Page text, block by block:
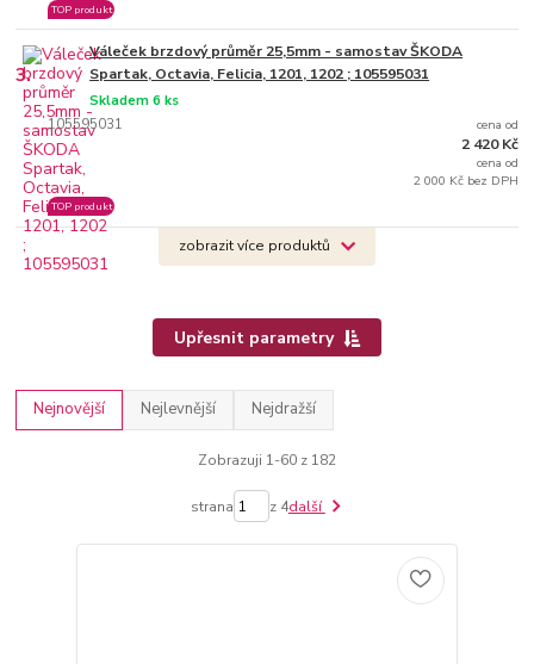
TOP produkt
3.
Váleček brzdový průměr 25,5mm - samostav ŠKODA
Spartak, Octavia, Felicia, 1201, 1202 ; 105595031
105595031
Skladem 6 ks
TOP produkt
cena od
2 420 Kč
cena od
2 000 Kč bez DPH
zobrazit více produktů
Upřesnit parametry
Nejnovější Nejlevnější Nejdražší
Zobrazuji 1-60 z 182
strana z 4další